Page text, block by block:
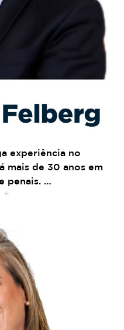
experiência no
mais de 30 anos em
penais. …
+